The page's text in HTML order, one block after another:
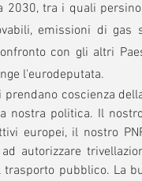
2030, tra i quali
emissioni di gas
con gli altri
l'eurodeputata.
coscienza
nostra politica. Il
europei, il nostro
autorizzare
pubblico. La